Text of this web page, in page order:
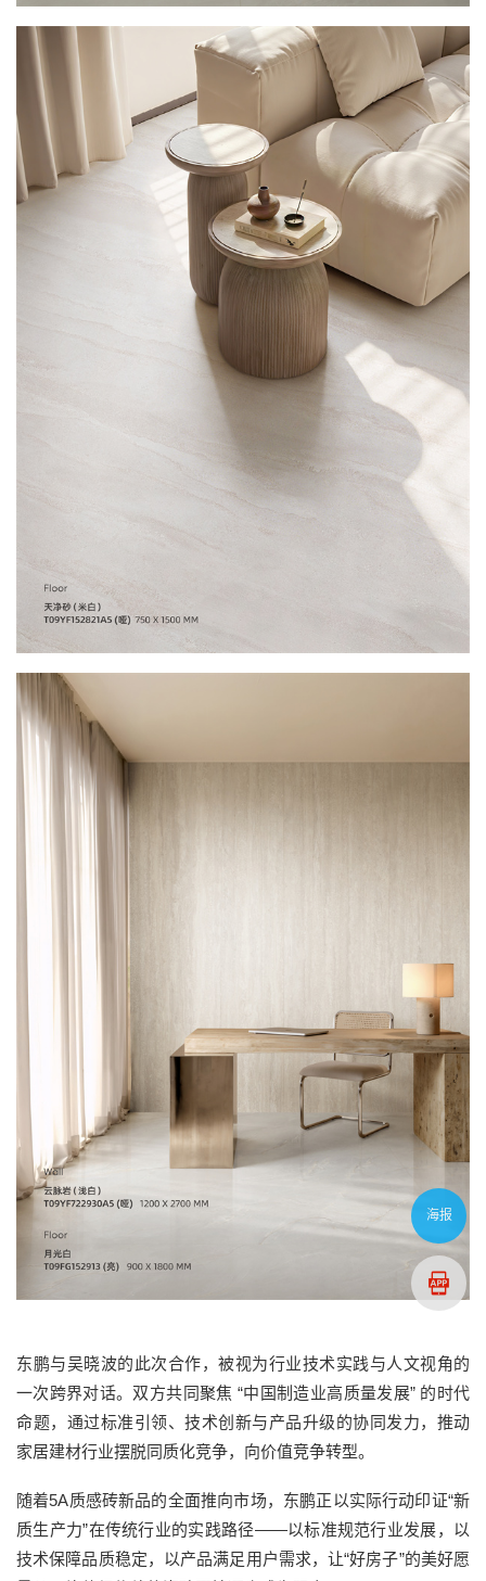
东鹏与吴晓波的此次合作，被视为行业技术实践与人文视角的
一次跨界对话。双方共同聚焦 “中国制造业高质量发展” 的时代
命题，通过标准引领、技术创新与产品升级的协同发力，推动
家居建材行业摆脱同质化竞争，向价值竞争转型。
随着5A质感砖新品的全面推向市场，东鹏正以实际行动印证“新
质生产力”在传统行业的实践路径——以标准规范行业发展，以
技术保障品质稳定，以产品满足用户需求，让“好房子”的美好愿
海报